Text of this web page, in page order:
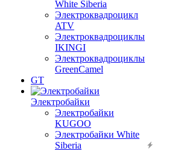
White Siberia
Электроквадроцикл
ATV
Электроквадроциклы
IKINGI
Электроквадроциклы
GreenCamel
GT
Электробайки
Электробайки
KUGOO
Электробайки White
Siberia